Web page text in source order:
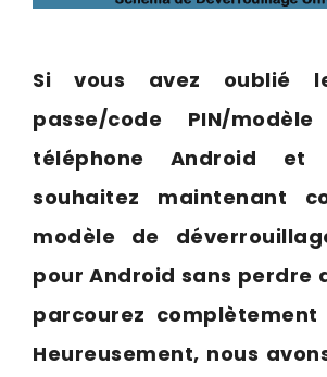
Si vous avez oublié
passe/code PIN/
téléphone Android et
souhaitez maintenant
modèle de
pour Android sans perdre
parcourez
Heureusement, nous